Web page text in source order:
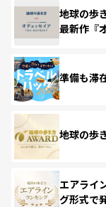
地球の歩
最新作『
準備も滞
地球の歩
エアライ
グ形式で